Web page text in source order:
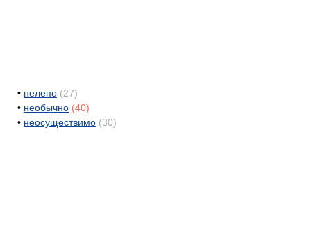
• нелепо (27)
• необычно (40)
• неосуществимо (30)